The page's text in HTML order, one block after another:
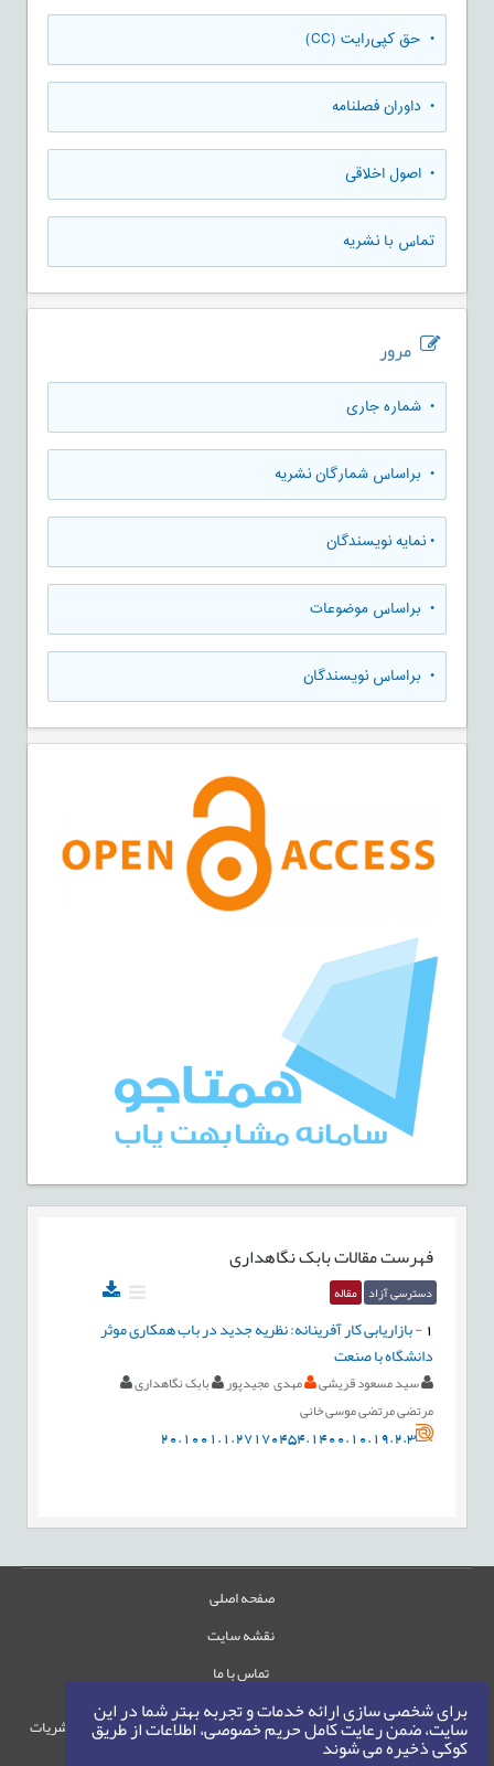
برای شخصی سازی ارائه خدمات و تجربه بهتر شما در این
سایت، ضمن رعایت کامل حریم خصوصی، اطلاعات از طریق
کوکی ذخیره می شوند
• حق کپی‌رایت (CC)
• داوران فصلنامه
• اصول اخلاقی
تماس با نشریه
مرور
• شماره جاری
• براساس شمارگان نشریه
•نمایه نویسندگان
• براساس موضوعات
• براساس نویسندگان
فهرست مقالاتبابک نگاهداری
دسترسی آزاد مقاله
-بازاریابی کار آفرینانه: نظریه جدید در باب همکاری موثر
دانشگاه با صنعت
سید مسعود قریشی مهدی مجیدپور
بابک نگاهداری
مرتضی مرتضی موسی خانی
20.1001.1.27170454.1400.10.19.2.3
صفحه اصلی
نقشه سایت
تماس با ما
حقوق این وب‌سایت متعلق به سامانه مدیریت نشریات